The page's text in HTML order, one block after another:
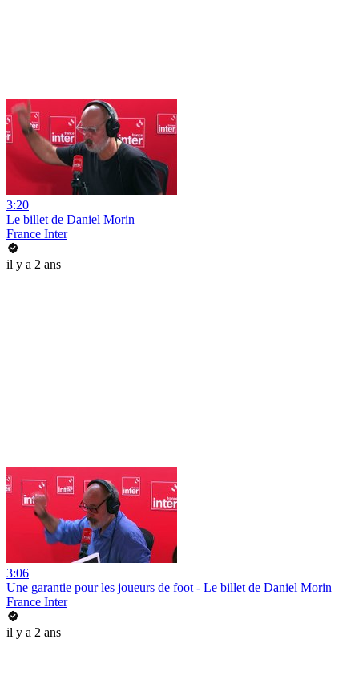
3:20
Le billet de Daniel Morin
France Inter
il y a 2 ans
3:06
Une garantie pour les joueurs de foot - Le billet de Daniel Morin
France Inter
il y a 2 ans